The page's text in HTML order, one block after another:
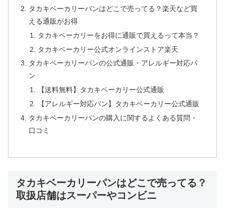
タカキベーカリーパンはどこで売ってる？楽天など買
える通販がお得
タカキベーカリーをお得に通販で買えるって本当？
タカキベーカリー公式オンラインストア楽天
タカキベーカリーパンの公式通販・アレルギー対応パ
ン
【送料無料】タカキベーカリー公式通販
【アレルギー対応パン】タカキベーカリー公式通販
タカキベーカリーパンの購入に関するよくある質問・
口コミ
タカキベーカリーパンはどこで売ってる？
取扱店舗はスーパーやコンビニ